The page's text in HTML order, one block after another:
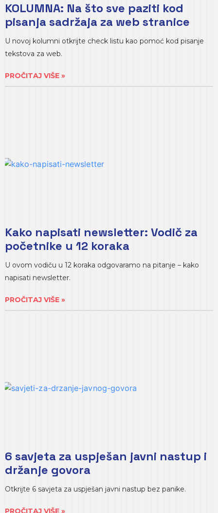
KOLUMNA: Na što sve paziti kod
pisanja sadržaja za web stranice
U novoj kolumni otkrijte check listu kao pomoć kod pisanje
tekstova za web.
PROČITAJ VIŠE »
Kako napisati newsletter: Vodič za
početnike u 12 koraka
U ovom vodiču u 12 koraka odgovaramo na pitanje – kako
napisati newsletter.
PROČITAJ VIŠE »
6 savjeta za uspješan javni nastup i
držanje govora
Otkrijte 6 savjeta za uspješan javni nastup bez panike.
PROČITAJ VIŠE »